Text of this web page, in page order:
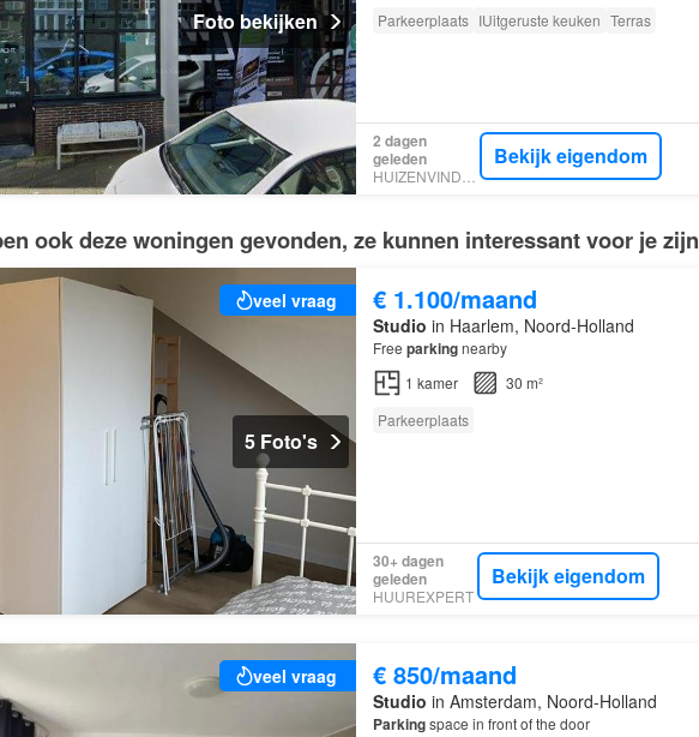
Foto bekijken
Parkeerplaats IUitgeruste keuken Terras
2 dagen
geleden
Bekijk eigendom
ook deze woningen gevonden, ze kunnen interessant voor je zijn
veel vraag
5 Foto's
€ 1.100/maand
Studio in Haarlem, Noord-Holland
Free parkingnearby
1 kamer
30 m²
Parkeerplaats
30+ dagen
geleden
HUUREXPERT
Bekijk eigendom
veel vraag € 850/maand
Studio in Amsterdam, Noord-Holland
Parkingspace in front of the door